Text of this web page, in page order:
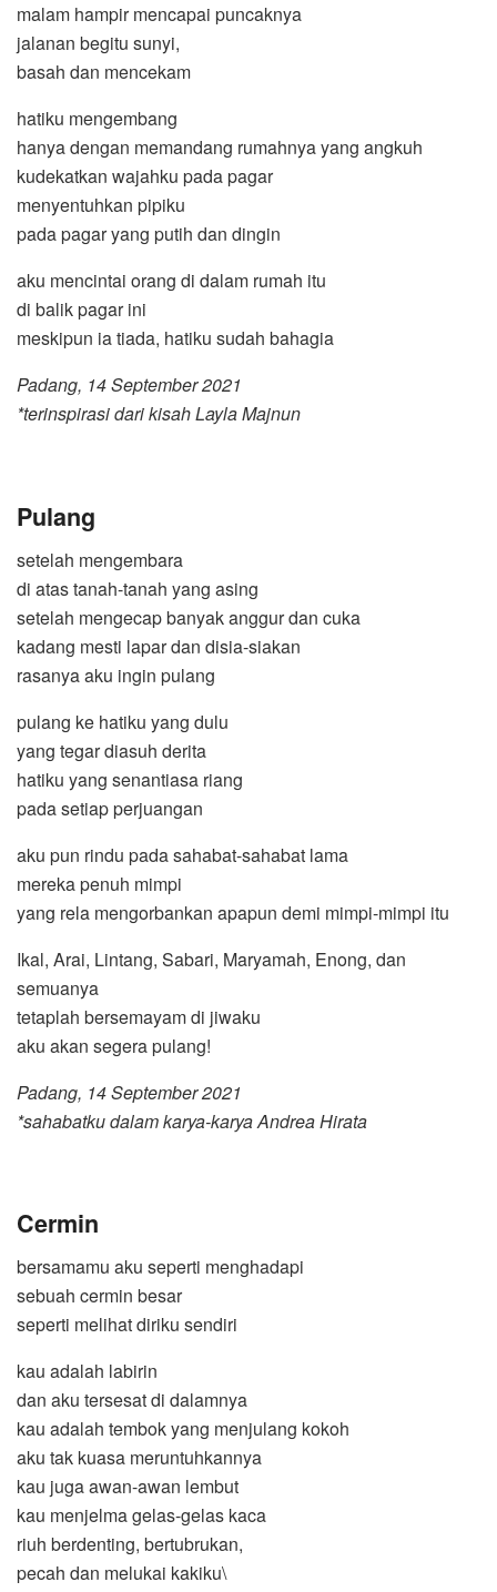
malam hampir mencapai puncaknya
jalanan begitu sunyi,
basah dan mencekam
hatiku mengembang
hanya dengan memandang rumahnya yang angkuh
kudekatkan wajahku pada pagar
menyentuhkan pipiku
pada pagar yang putih dan dingin
aku mencintai orang di dalam rumah itu
di balik pagar ini
meskipun ia tiada, hatiku sudah bahagia
Padang, 14 September 2021
*terinspirasi dari kisah Layla Majnun
Pulang
setelah mengembara
di atas tanah-tanah yang asing
setelah mengecap banyak anggur dan cuka
kadang mesti lapar dan disia-siakan
rasanya aku ingin pulang
pulang ke hatiku yang dulu
yang tegar diasuh derita
hatiku yang senantiasa riang
pada setiap perjuangan
aku pun rindu pada sahabat-sahabat lama
mereka penuh mimpi
yang rela mengorbankan apapun demi mimpi-mimpi itu
Ikal, Arai, Lintang, Sabari, Maryamah, Enong, dan
semuanya
tetaplah bersemayam di jiwaku
aku akan segera pulang!
Padang, 14 September 2021
*sahabatku dalam karya-karya Andrea Hirata
Cermin
bersamamu aku seperti menghadapi
sebuah cermin besar
seperti melihat diriku sendiri
kau adalah labirin
dan aku tersesat di dalamnya
kau adalah tembok yang menjulang kokoh
aku tak kuasa meruntuhkannya
kau juga awan-awan lembut
kau menjelma gelas-gelas kaca
riuh berdenting, bertubrukan,
pecah dan melukai kakiku\